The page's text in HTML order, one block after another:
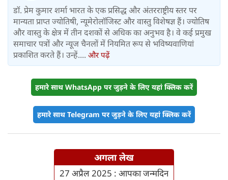
डॉ. प्रेम कुमार शर्मा भारत के एक प्रसिद्ध और अंतरराष्ट्रीय स्तर पर
मान्यता प्राप्त ज्योतिषी, न्यूमेरोलॉजिस्ट और वास्तु विशेषज्ञ हैं। ज्योतिष
और वास्तु के क्षेत्र में तीन दशकों से अधिक का अनुभव है। वे कई प्रमुख
समाचार पत्रों और न्यूज चैनलों में नियमित रूप से भविष्यवाणियां
प्रकाशित करते हैं। उन्हें.... और पढ़ें
हमारे साथ WhatsApp पर जुड़ने के लिए यहां क्लिक करें
हमारे साथ Telegram पर जुड़ने के लिए यहां क्लिक करें
अगला लेख
27 अप्रैल 2025 : आपका जन्मदिन